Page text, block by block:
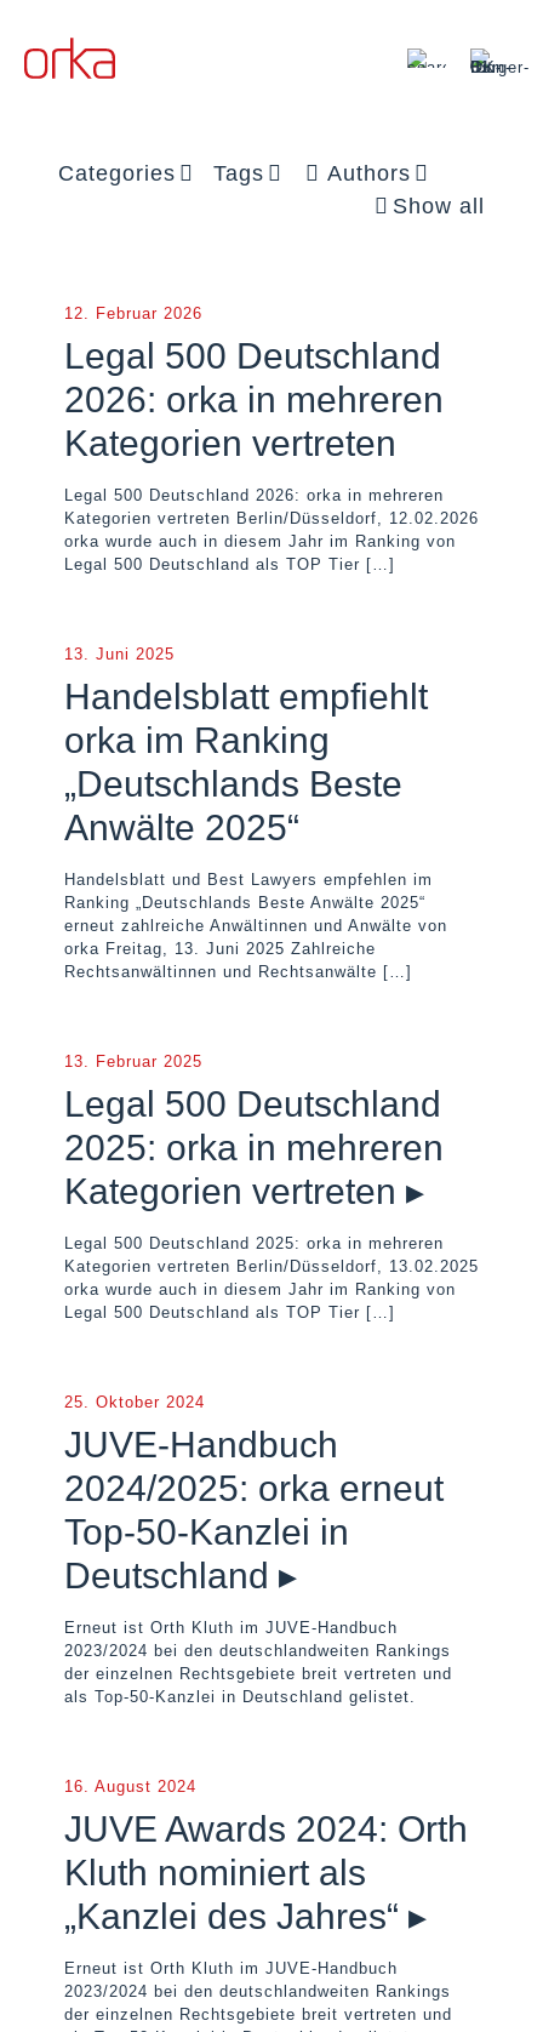
Categories Tags
Authors
Show all
12. Februar 2026
Legal 500 Deutschland
2026: orka in mehreren
Kategorien vertreten
Legal 500 Deutschland 2026: orka in mehreren
Kategorien vertreten Berlin/Düsseldorf, 12.02.2026
orka wurde auch in diesem Jahr im Ranking von
Legal 500 Deutschland als TOP Tier […]
13. Juni 2025
Handelsblatt empfiehlt
orka im Ranking
„Deutschlands Beste
Anwälte 2025“
Handelsblatt und Best Lawyers empfehlen im
Ranking „Deutschlands Beste Anwälte 2025“
erneut zahlreiche Anwältinnen und Anwälte von
orka Freitag, 13. Juni 2025 Zahlreiche
Rechtsanwältinnen und Rechtsanwälte […]
13. Februar 2025
Legal 500 Deutschland
2025: orka in mehreren
Kategorien vertreten ▸
Legal 500 Deutschland 2025: orka in mehreren
Kategorien vertreten Berlin/Düsseldorf, 13.02.2025
orka wurde auch in diesem Jahr im Ranking von
Legal 500 Deutschland als TOP Tier […]
25. Oktober 2024
JUVE-Handbuch
2024/2025: orka erneut
Top-50-Kanzlei in
Deutschland ▸
Erneut ist Orth Kluth im JUVE-Handbuch
2023/2024 bei den deutschlandweiten Rankings
der einzelnen Rechtsgebiete breit vertreten und
als Top-50-Kanzlei in Deutschland gelistet.
16. August 2024
JUVE Awards 2024: Orth
Kluth nominiert als
„Kanzlei des Jahres“ ▸
Erneut ist Orth Kluth im JUVE-Handbuch
2023/2024 bei den deutschlandweiten Rankings
der einzelnen Rechtsgebiete breit vertreten und